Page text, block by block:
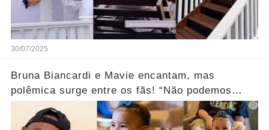
30/07/2025
Bruna Biancardi e Mavie encantam, mas
polêmica surge entre os fãs! “Não podemos
escolher...” Ver mais